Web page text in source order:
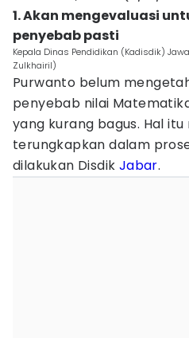
1. Akan mengevaluasi
penyebab pasti
Kepala Dinas Pendidikan (Kadisdik)
Zulkhairil)
Purwanto belum
penyebab nilai
yang kurang bagus. Hal
terungkapkan dalam
dilakukan Disdik Jabar.